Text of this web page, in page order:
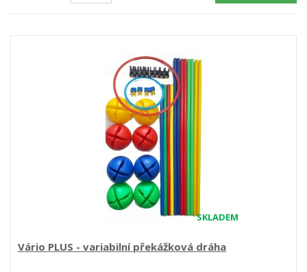
SKLADEM
Vário PLUS - variabilní překážková dráha